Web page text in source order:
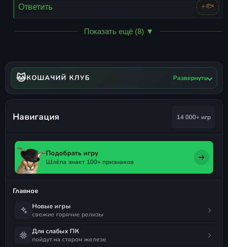
Ответить +🐟
Показать ещё (8) ▼
🐱КОШАЧИЙ КЛУБ Развернуть
Навигация 14 000+ игр
Подобрать игру
Шлёпа знает 100+ признаков
Главное
Новые игры
свежие горячие релизы
Для слабых ПК
пойдут на старом железе